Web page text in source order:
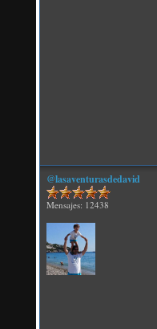
@lasaventurasdedavid
Mensajes: 12438